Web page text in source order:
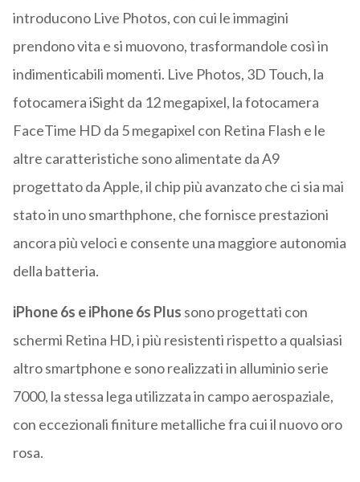
introducono Live Photos, con cui le immagini
prendono vita e si muovono, trasformandole così in
indimenticabili momenti. Live Photos, 3D Touch, la
fotocamera iSight da 12 megapixel, la fotocamera
FaceTime HD da 5 megapixel con Retina Flash e le
altre caratteristiche sono alimentate da A9
progettato da Apple, il chip più avanzato che ci sia mai
stato in uno smarthphone, che fornisce prestazioni
ancora più veloci e consente una maggiore autonomia
della batteria.
iPhone 6s e iPhone 6s Plus sono progettati con
schermi Retina HD, i più resistenti rispetto a qualsiasi
altro smartphone e sono realizzati in alluminio serie
7000, la stessa lega utilizzata in campo aerospaziale,
con eccezionali finiture metalliche fra cui il nuovo oro
rosa.